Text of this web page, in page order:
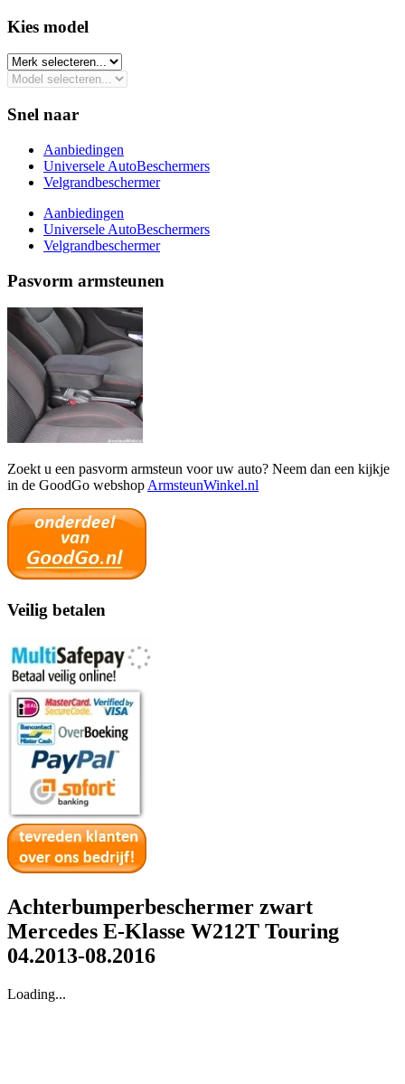
Kies model​
Snel naar
Aanbiedingen
Universele AutoBeschermers
Velgrandbeschermer
Aanbiedingen
Universele AutoBeschermers
Velgrandbeschermer
Pasvorm armsteunen
Zoekt u een pasvorm armsteun voor uw auto? Neem dan een kijkje
in de GoodGo webshop ArmsteunWinkel.nl
Veilig betalen
Achterbumperbeschermer zwart
Mercedes E-Klasse W212T Touring
04.2013-08.2016
Loading...